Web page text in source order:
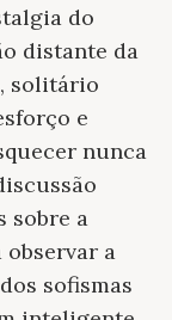
do
distante da
solitário
e
nunca
sobre a
observar a
sofismas